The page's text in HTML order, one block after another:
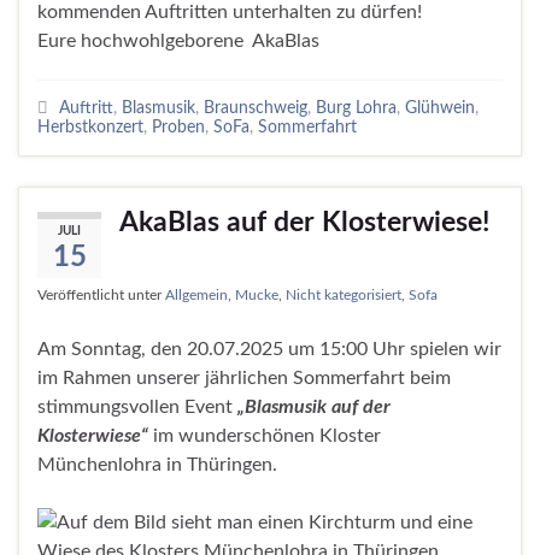
kommenden Auftritten unterhalten zu dürfen!
Eure hochwohlgeborene AkaBlas
Auftritt, Blasmusik, Braunschweig, Burg Lohra, Glühwein,
Herbstkonzert, Proben, SoFa, Sommerfahrt
JULI
15
AkaBlas auf der Klosterwiese!
Veröffentlicht unterAllgemein Mucke Nicht kategorisiert Sofa
Am Sonntag, den 20.07.2025 um 15:00 Uhr spielen wir
im Rahmen unserer jährlichen Sommerfahrt beim
stimmungsvollen Event „Blasmusik auf der
Klosterwiese“ im wunderschönen Kloster
Münchenlohra in Thüringen.